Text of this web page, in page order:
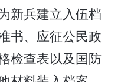
新兵建立入伍档
书、应征公民政
检查表以及国防